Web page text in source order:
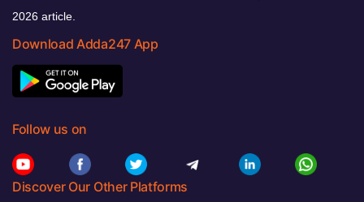
2026 article.
Download Adda247 App
Follow us on
Discover Our Other Platforms